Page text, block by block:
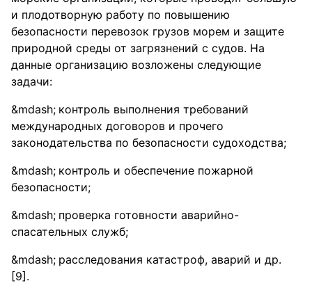
и плодотворную работу по повышению
безопасности перевозок грузов морем и защите
природной среды от загрязнений с судов. На
данные организацию возложены следующие
задачи:
контроль выполнения требований
международных договоров и прочего
законодательства по безопасности судоходства;
контроль и обеспечение пожарной
безопасности;
проверка готовности аварийно-
спасательных служб;
расследования катастроф, аварий и др.
[9].